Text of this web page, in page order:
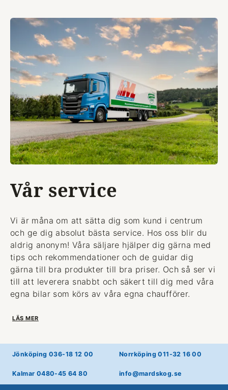
Vår service
Vi är måna om att sätta dig som kund i centrum
och ge dig absolut bästa service. Hos oss blir du
aldrig anonym! Våra säljare hjälper dig gärna med
tips och rekommendationer och de guidar dig
gärna till bra produkter till bra priser. Och så ser vi
till att leverera snabbt och säkert till dig med våra
egna bilar som körs av våra egna chaufförer.
LÄS MER
Jönköping 036-18 12 00 Norrköping 011-32 16 00
Kalmar 0480-45 64 80 info@mardskog.se